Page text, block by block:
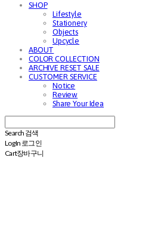
SHOP
Lifestyle
Stationery
Objects
Upcycle
ABOUT
COLOR COLLECTION
ARCHIVE RESET SALE
CUSTOMER SERVICE
Notice
Review
Share Your Idea
Search 검색
Log In 로그인
Cart장바구니